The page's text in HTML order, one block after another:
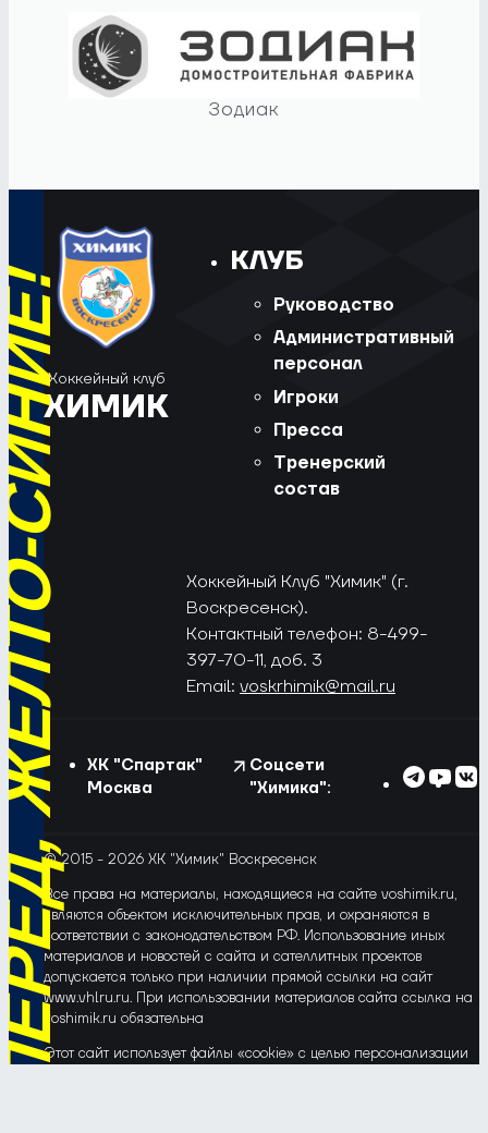
Зодиак
СИНИЕ!
Хоккейный клуб
ХИМИК
КЛУБ
Руководство
Административный
персонал
Игроки
Пресса
Тренерский
состав
Хоккейный Клуб "Химик" (г.
Воскресенск).
Контактный телефон: 8-499-
397-70-11, доб. 3
Email: voskrhimik@mail.ru
ХК "Спартак"
Москва
Соцсети
"Химика":
© 2015 - 2026 ХК "Химик" Воскресенск
Все права на материалы, находящиеся на сайте voshimik.ru,
являются объектом исключительных прав, и охраняются в
соответствии с законодательством РФ. Использование иных
материалов и новостей с сайта и сателлитных проектов
допускается только при наличии прямой ссылки на сайт
www.vhlru.ru. При использовании материалов сайта ссылка на
voshimik.ru обязательна
Этот сайт использует файлы «cookie» с целью персонализации